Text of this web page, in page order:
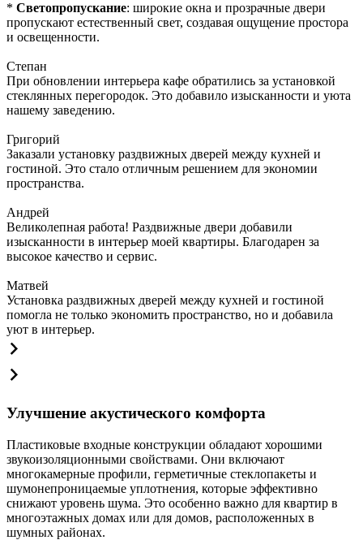
* Светопропускание: широкие окна и прозрачные двери
пропускают естественный свет, создавая ощущение простора
и освещенности.
Степан
При обновлении интерьера кафе обратились за установкой
стеклянных перегородок. Это добавило изысканности и уюта
нашему заведению.
Григорий
Заказали установку раздвижных дверей между кухней и
гостиной. Это стало отличным решением для экономии
пространства.
Андрей
Великолепная работа! Раздвижные двери добавили
изысканности в интерьер моей квартиры. Благодарен за
высокое качество и сервис.
Матвей
Установка раздвижных дверей между кухней и гостиной
помогла не только экономить пространство, но и добавила
уют в интерьер.
Улучшение акустического комфорта
Пластиковые входные конструкции обладают хорошими
звукоизоляционными свойствами. Они включают
многокамерные профили, герметичные стеклопакеты и
шумонепроницаемые уплотнения, которые эффективно
снижают уровень шума. Это особенно важно для квартир в
многоэтажных домах или для домов, расположенных в
шумных районах.